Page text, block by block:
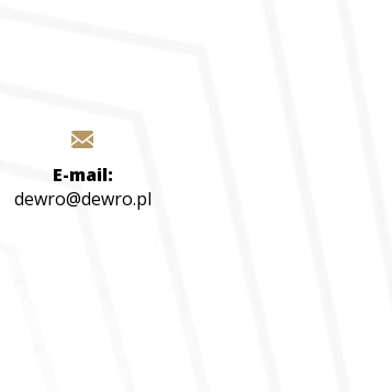
E-mail:
dewro@dewro.pl